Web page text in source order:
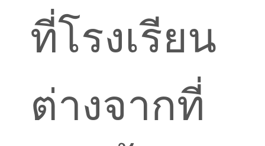
ที่โรงเรียน
ต่างจากที่